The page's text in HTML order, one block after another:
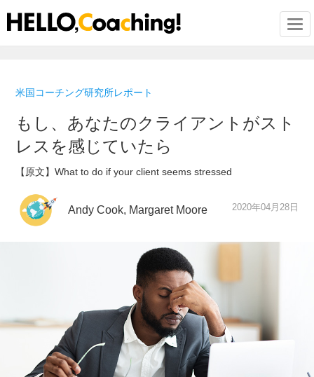
米国コーチング研究所レポート
もし、あなたのクライアントがスト
レスを感じていたら
【原文】What to do if your client seems stressed
Andy Cook, Margaret Moore 2020年04月28日